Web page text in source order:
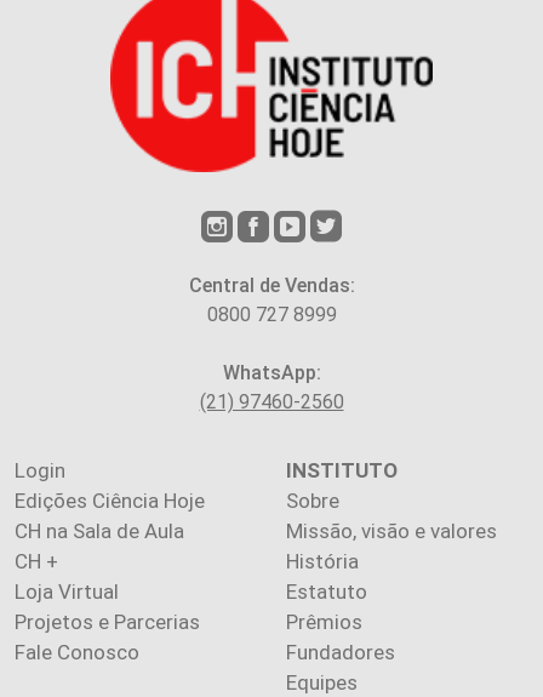
Central de Vendas:
0800 727 8999
WhatsApp:
(21) 97460-2560
Login
Edições Ciência Hoje
CH na Sala de Aula
CH +
Loja Virtual
Projetos e Parcerias
Fale Conosco
INSTITUTO
Sobre
Missão, visão e valores
História
Estatuto
Prêmios
Fundadores
Equipes